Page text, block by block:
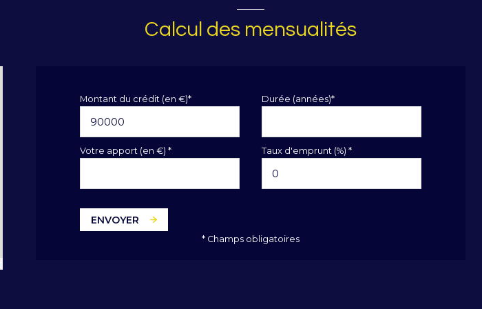
Calcul des mensualités
Montant du crédit (en €)* Durée (années)*
Votre apport (en €) * Taux d'emprunt (%) *
ENVOYER
* Champs obligatoires